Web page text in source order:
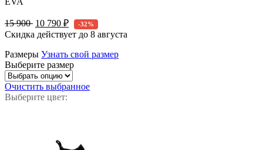
15 900 10 790 ₽ -32%
Скидка действует до 8 августа
Размеры Узнать свой размер
Выберите размер
Очистить выбранное
Выберите цвет: